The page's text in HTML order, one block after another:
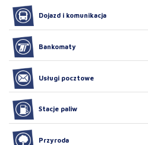
Dojazd i komunikacja
Bankomaty
Usługi pocztowe
Stacje paliw
Przyroda